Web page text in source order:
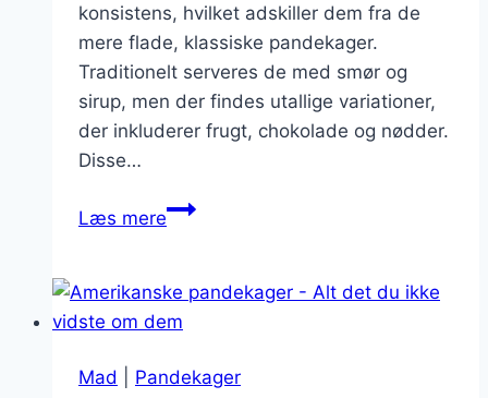
konsistens, hvilket adskiller dem fra de
mere flade, klassiske pandekager.
Traditionelt serveres de med smør og
sirup, men der findes utallige variationer,
der inkluderer frugt, chokolade og nødder.
Disse…
Læs mereAmerikanske
smør
og
Mad
Pandekager